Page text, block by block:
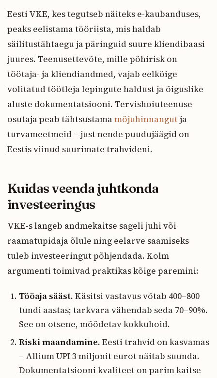
Eesti VKE, kes tegutseb näiteks e-kaubanduses,
peaks eelistama tööriista, mis haldab
säilitustähtaegu ja päringuid suure kliendibaasi
juures. Teenusettevõte, mille põhirisk on
töötaja- ja kliendiandmed, vajab eelkõige
volitatud töötleja lepingute haldust ja õiguslike
aluste dokumentatsiooni. Tervishoiuteenuse
osutaja peab tähtsustamamõjuhinnangut ja
turvameetmeid – just nende puudujäägid on
Eestis viinud suurimate trahvideni.
Kuidas veenda juhtkonda
investeeringus
VKE-s langeb andmekaitse sageli juhi või
raamatupidaja õlule ning eelarve saamiseks
tuleb investeeringut põhjendada. Kolm
argumenti toimivad praktikas kõige paremini:
Tööaja sääst. Käsitsi vastavus võtab 400–800
tundi aastas; tarkvara vähendab seda 70–90%.
See on otsene, mõõdetav kokkuhoid.
Riski maandamine. Eesti trahvid on kasvamas
– Allium UPI 3 miljonit eurot näitab suunda.
Dokumentatsiooni kvaliteet on parim kaitse